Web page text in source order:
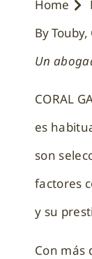
Home
By
Un
CORAL
es
son
factores
y su
Con más